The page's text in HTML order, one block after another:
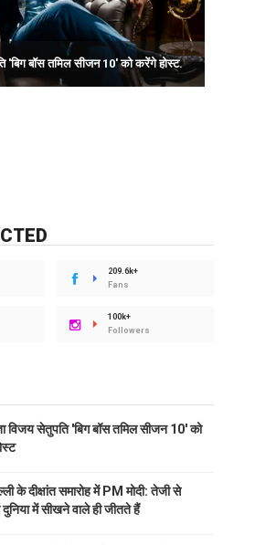
'बिग बॉस तमिल सीजन 10' को करेंगे होस्ट.
209.6k+
Fans
100k+
Followers
विजय सेतुपति 'बिग बॉस तमिल सीजन 10' को
के दीक्षांत समारोह में PM मोदी: तेजी से
में सीखने वाले ही जीतते हैं